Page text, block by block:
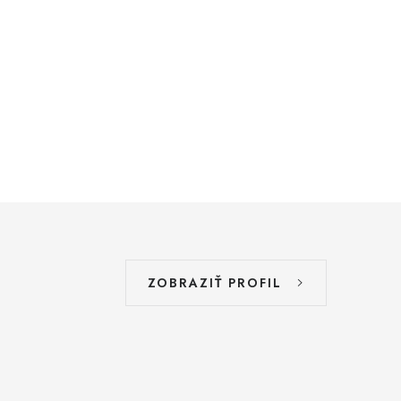
ZOBRAZIŤ PROFIL